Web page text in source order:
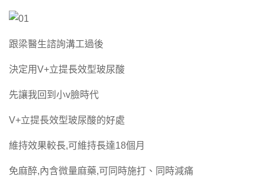
跟梁醫生諮詢溝工過後
決定用V+立提長效型玻尿酸
先讓我回到小v臉時代
V+立提長效型玻尿酸的好處
維持效果較長,可維持長達18個月
免麻醉,內含微量麻藥,可同時施打、同時減痛